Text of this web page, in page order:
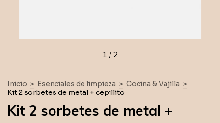
1 / 2
Inicio > Esenciales de limpieza > Cocina & Vajilla >
Kit 2 sorbetes de metal + cepillito
Kit 2 sorbetes de metal +